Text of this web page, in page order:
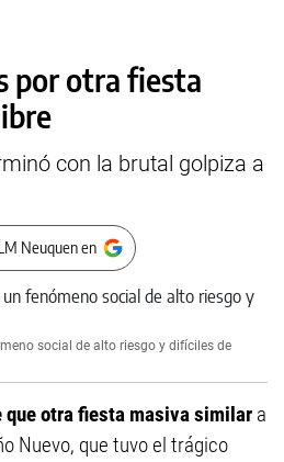
por otra fiesta
con la brutal golpiza a
Neuquen en
social de alto riesgo y difíciles de
que otra fiesta masiva similar a
Nuevo, que tuvo el trágico